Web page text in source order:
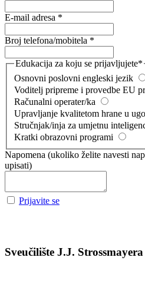
E-mail adresa *
Broj telefona/mobitela *
Edukacija za koju se prijavljujete*
Osnovni poslovni engleski jezik
Voditelj pripreme i provedbe EU
Računalni operater/ka
Upravljanje kvalitetom hrane u
Stručnjak/inja za umjetnu
Kratki obrazovni programi
Napomena (ukoliko želite navesti
upisati)
Prijavite se
Sveučilište J.J.